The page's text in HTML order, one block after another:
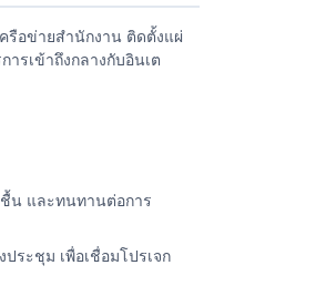
รือข่ายสํานักงาน ติดตั้งแผ่
รเข้าถึงกลางกับอินเต
น และทนทานต่อการ
ระชุม เพื่อเชื่อมโปรเจก